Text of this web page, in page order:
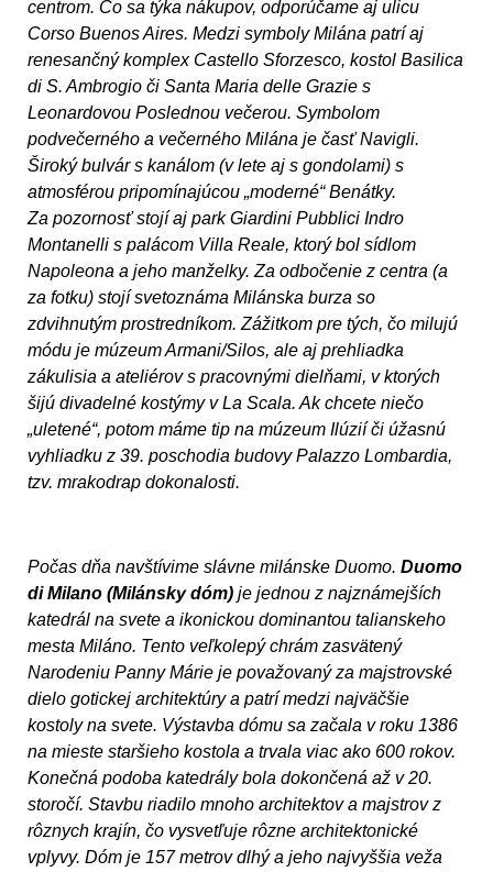
centrom. Čo sa týka nákupov, odporúčame aj ulicu
Corso Buenos Aires. Medzi symboly Milána patrí aj
renesančný komplex Castello Sforzesco, kostol Basilica
di S. Ambrogio či Santa Maria delle Grazie s
Leonardovou Poslednou večerou. Symbolom
podvečerného a večerného Milána je časť Navigli.
Široký bulvár s kanálom (v lete aj s gondolami) s
atmosférou pripomínajúcou „moderné“ Benátky.
Za pozornosť stojí aj park Giardini Pubblici Indro
Montanelli s palácom Villa Reale, ktorý bol sídlom
Napoleona a jeho manželky. Za odbočenie z centra (a
za fotku) stojí svetoznáma Milánska burza so
zdvihnutým prostredníkom. Zážitkom pre tých, čo milujú
módu je múzeum Armani/Silos, ale aj prehliadka
zákulisia a ateliérov s pracovnými dielňami, v ktorých
šijú divadelné kostýmy v La Scala. Ak chcete niečo
„uletené“, potom máme tip na múzeum Ilúzií či úžasnú
vyhliadku z 39. poschodia budovy Palazzo Lombardia,
tzv. mrakodrap dokonalosti.
Počas dňa navštívime slávne milánske Duomo. Duomo
di Milano (Milánsky dóm) je jednou z najznámejších
katedrál na svete a ikonickou dominantou talianskeho
mesta Miláno. Tento veľkolepý chrám zasvätený
Narodeniu Panny Márie je považovaný za majstrovské
dielo gotickej architektúry a patrí medzi najväčšie
kostoly na svete. Výstavba dómu sa začala v roku 1386
na mieste staršieho kostola a trvala viac ako 600 rokov.
Konečná podoba katedrály bola dokončená až v 20.
storočí. Stavbu riadilo mnoho architektov a majstrov z
rôznych krajín, čo vysvetľuje rôzne architektonické
vplyvy. Dóm je 157 metrov dlhý a jeho najvyššia veža